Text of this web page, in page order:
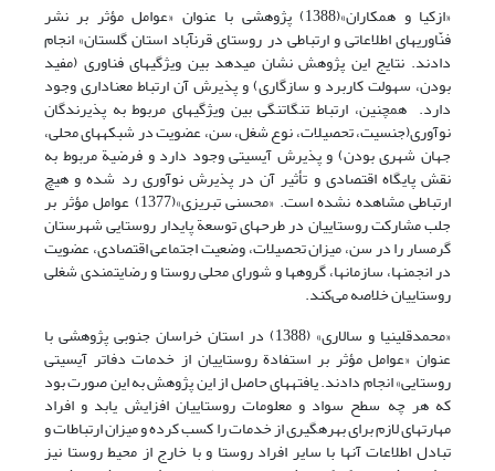
«ازکیا و همکاران»(1388) پژوهشی با عنوان «عوامل مؤثر بر نشر
فنّاوریهای اطلاعاتی و ارتباطی در روستای قرن‎آباد استان گلستان» انجام
دادند. نتایج این پژوهش نشان می‎دهد بین ویژگیهای فناوری (مفید
بودن، سهولت کاربرد و سازگاری) و پذیرش آن ارتباط معناداری وجود
دارد. همچنین، ارتباط تنگاتنگی بین ویژگیهای مربوط به پذیرندگان
نوآوری(جنسیت، تحصیلات، نوع شغل، سن، عضویت در شبکه‎های محلی،
جهان شهری بودن) و پذیرش آی‎سی‎تی وجود دارد و فرضیة مربوط به
نقش پایگاه اقتصادی و تأثیر آن در پذیرش نوآوری رد شده و هیچ
ارتباطی مشاهده نشده است. «محسنی تبریزی»(1377) عوامل مؤثر بر
جلب مشارکت روستاییان در طرحهای توسعة پایدار روستایی شهرستان
گرمسار را در سن، میزان تحصیلات، وضعیت اجتماعی اقتصادی، عضویت
در انجمنها، سازمانها، گروه‎ها و شورای محلی روستا و رضایتمندی شغلی
روستاییان خلاصه می‌کند.
«محمدقلی‎نیا و سالاری» (1388) در استان خراسان جنوبی پژوهشی با
عنوان «عوامل مؤثر بر استفادة روستاییان از خدمات دفاتر آی‎سی‎تی
روستایی» انجام دادند. یافته‎های حاصل از این پژوهش به این صورت بود
که هر چه سطح سواد و معلومات روستاییان افزایش یابد و افراد
مهارتهای لازم برای بهره‎گیری از خدمات را کسب کرده و میزان ارتباطات و
تبادل اطلاعات آنها با سایر افراد روستا و با خارج از محیط روستا نیز